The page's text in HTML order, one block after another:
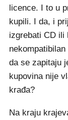
licence. I to u
kupili. I da, i
izgrebati CD ili
da se zapitaju
kupovina nije
krađa?
Na kraju